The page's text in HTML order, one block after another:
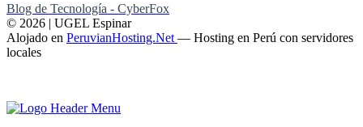
Blog de Tecnología - CyberFox
© 2026 | UGEL Espinar
Alojado en PeruvianHosting.Net — Hosting en Perú con servidores
locales